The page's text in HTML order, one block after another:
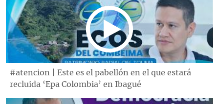
#atencion | Este es el pabellón en el que estará
recluida ‘Epa Colombia’ en Ibagué